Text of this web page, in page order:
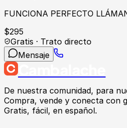
FUNCIONA PERFECTO
$295
Gratis · Trato directo
Mensaje
De nuestra comunidad, para
Compra, vende y conecta con
Gratis, fácil, en español.